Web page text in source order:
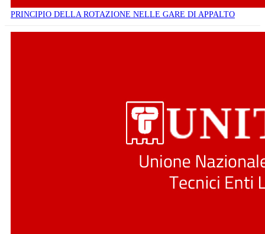
PRINCIPIO DELLA ROTAZIONE NELLE GARE DI APPALTO